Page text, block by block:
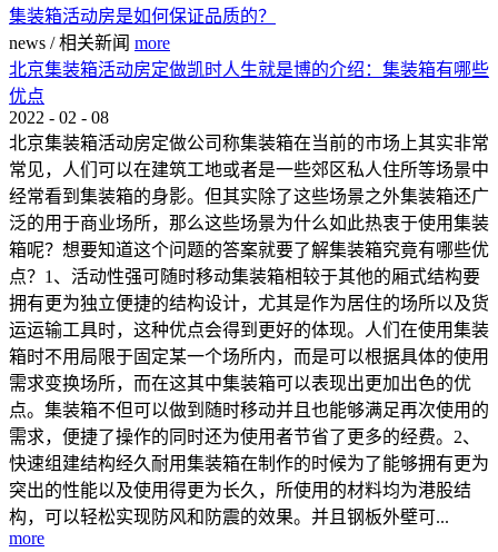
集装箱活动房是如何保证品质的？
news / 相关新闻 more
北京集装箱活动房定做凯时人生就是博的介绍：集装箱有哪些
优点
2022 - 02 - 08
北京集装箱活动房定做公司称集装箱在当前的市场上其实非常
常见，人们可以在建筑工地或者是一些郊区私人住所等场景中
经常看到集装箱的身影。但其实除了这些场景之外集装箱还广
泛的用于商业场所，那么这些场景为什么如此热衷于使用集装
箱呢？想要知道这个问题的答案就要了解集装箱究竟有哪些优
点？1、活动性强可随时移动集装箱相较于其他的厢式结构要
拥有更为独立便捷的结构设计，尤其是作为居住的场所以及货
运运输工具时，这种优点会得到更好的体现。人们在使用集装
箱时不用局限于固定某一个场所内，而是可以根据具体的使用
需求变换场所，而在这其中集装箱可以表现出更加出色的优
点。集装箱不但可以做到随时移动并且也能够满足再次使用的
需求，便捷了操作的同时还为使用者节省了更多的经费。2、
快速组建结构经久耐用集装箱在制作的时候为了能够拥有更为
突出的性能以及使用得更为长久，所使用的材料均为港股结
构，可以轻松实现防风和防震的效果。并且钢板外壁可...
more